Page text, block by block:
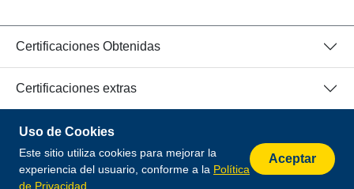
Certificaciones Obtenidas
Certificaciones extras
© 2026 Todos los Derechos Reservados.
Desarrollado por
Uso de Cookies
Este sitio utiliza cookies para mejorar la
experiencia del usuario, conforme a la Política
de Privacidad
Aceptar